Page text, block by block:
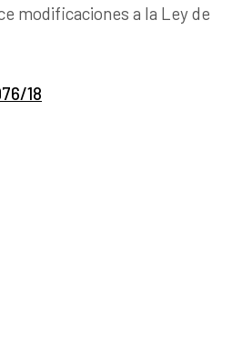
modificaciones a la Ley de
18